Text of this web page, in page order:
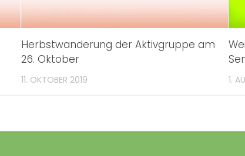
Herbstwanderung der Aktivgruppe am
26. Oktober
11. OKTOBER 2019 1.